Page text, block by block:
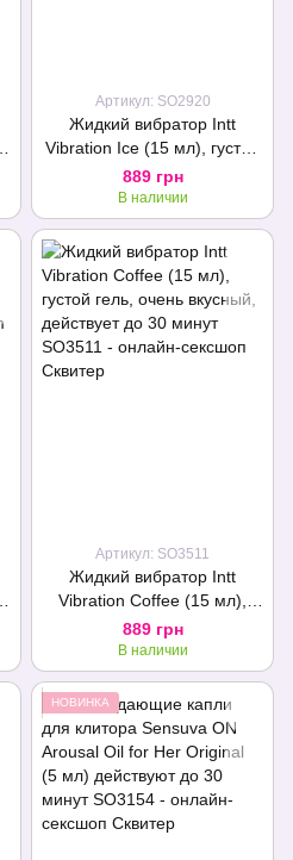
Артикул: SO2920
Жидкий вибратор Intt
Vibration Ice (15 мл), густой
гель, очень необычный,
действует до 30 минут
889 грн
В наличии
Артикул: SO3511
Жидкий вибратор Intt
Vibration Coffee (15 мл),
густой гель, очень вкусный,
действует до 30 минут
889 грн
В наличии
НОВИНКА